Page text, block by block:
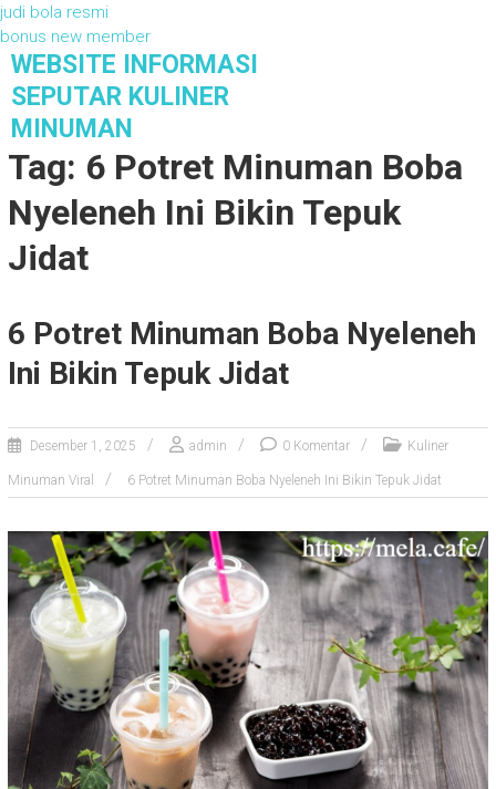
judi bola resmi
bonus new member
WEBSITE INFORMASI
SEPUTAR KULINER
MINUMAN
Tag: 6 Potret Minuman Boba
Nyeleneh Ini Bikin Tepuk
Jidat
6 Potret Minuman Boba Nyeleneh
Ini Bikin Tepuk Jidat
Desember 1, 2025 admin 0 Komentar Kuliner
Minuman Viral 6 Potret Minuman Boba Nyeleneh Ini Bikin Tepuk Jidat